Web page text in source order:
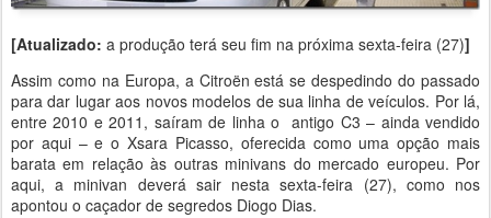
[Atualizado: a produção terá seu fim na próxima sexta-feira (27)]
Assim como na Europa, a Citroën está se despedindo do passado
para dar lugar aos novos modelos de sua linha de veículos. Por lá,
entre 2010 e 2011, saíram de linha o antigo C3 – ainda vendido
por aqui – e o Xsara Picasso, oferecida como uma opção mais
barata em relação às outras minivans do mercado europeu. Por
aqui, a minivan deverá sair nesta sexta-feira (27), como nos
apontou o caçador de segredos Diogo Dias.